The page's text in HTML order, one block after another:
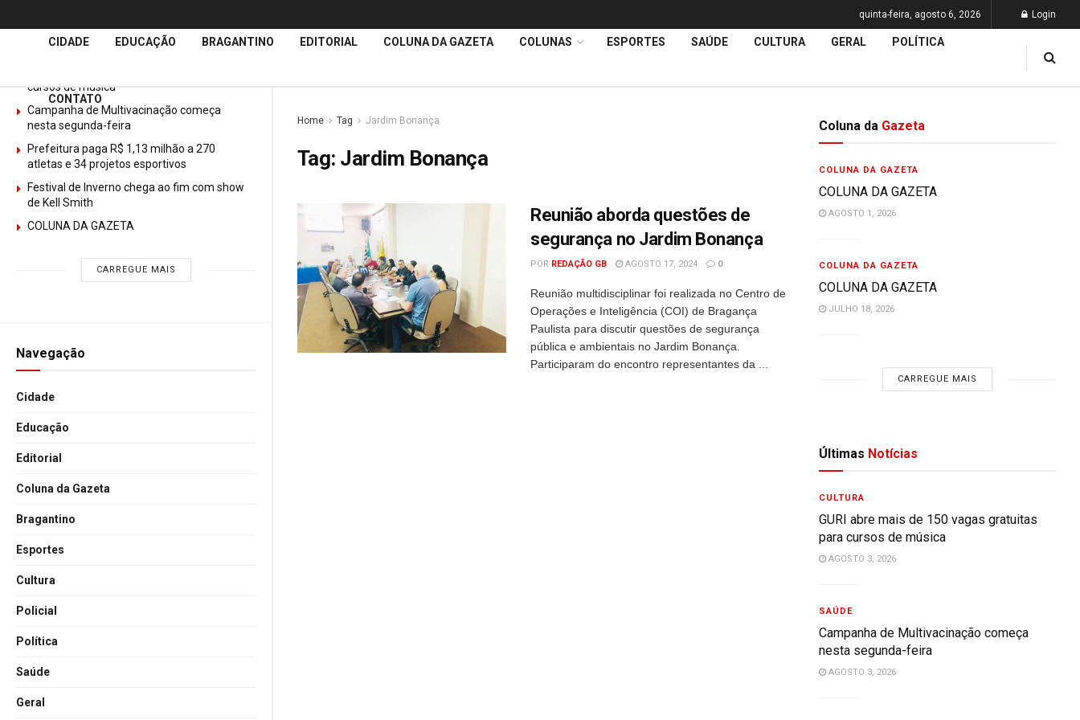
ÚltimasNotícias
cursos de música
Campanha de Multivacinação começa
nesta segunda-feira
Prefeitura paga R$ 1,13 milhão a 270
atletas e 34 projetos esportivos
Festival de Inverno chega ao fim com show
de Kell Smith
COLUNA DA GAZETA
CARREGUE MAIS
Navegação
Cidade
Educação
Editorial
Coluna da Gazeta
Bragantino
Esportes
Cultura
Policial
Política
Saúde
Geral
quinta-feira, agosto 6, 2026 Login
CIDADE EDUCAÇÃO BRAGANTINO EDITORIAL COLUNA DA GAZETA COLUNAS ESPORTES SAÚDE CULTURA GERAL POLÍTICA
CONTATO
Home Tag Jardim Bonança
Tag: Jardim Bonança
Reunião aborda questões de
segurança no Jardim Bonança
POR REDAÇÃO GB AGOSTO 17, 2024 0
Reunião multidisciplinar foi realizada no Centro de
Operações e Inteligência (COI) de Bragança
Paulista para discutir questões de segurança
pública e ambientais no Jardim Bonança.
Participaram do encontro representantes da ...
Coluna da Gazeta
COLUNA DA GAZETA
COLUNA DA GAZETA
AGOSTO 1, 2026
COLUNA DA GAZETA
COLUNA DA GAZETA
JULHO 18, 2026
CARREGUE MAIS
Últimas Notícias
CULTURA
GURI abre mais de 150 vagas gratuitas
para cursos de música
AGOSTO 3, 2026
SAÚDE
Campanha de Multivacinação começa
nesta segunda-feira
AGOSTO 3, 2026